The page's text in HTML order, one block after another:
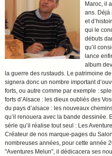
Maroc, il
ans. Déjà
et
qui le
débuts
qu’il
lance
album
la guerre des rustauds. Le patrimoine de
signera donc un nombre important
forts, ou autre comme par exemple :
forts d’Alsace : les dieux oubliés des
du pays d’alsace : les nouveaux
qu’il renouera avec la bande dessinée.
série qu’il réalise tout seul : Les
Créateur de nos marque-pages du
nombreuses années, pour cette année
"Aventures Melun", il dédicacera ses